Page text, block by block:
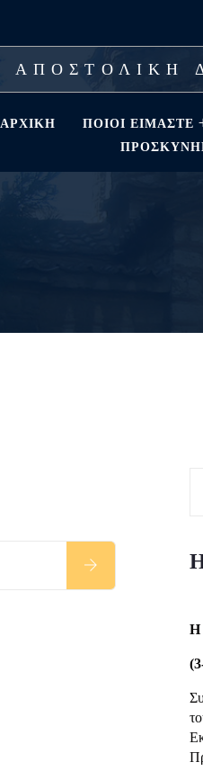
ΑΠΟΣΤΟΛΙΚΗ
ΑΡΧΙΚΉ ΠΟΙΟΊ ΕΊΜΑΣΤΕ
Η